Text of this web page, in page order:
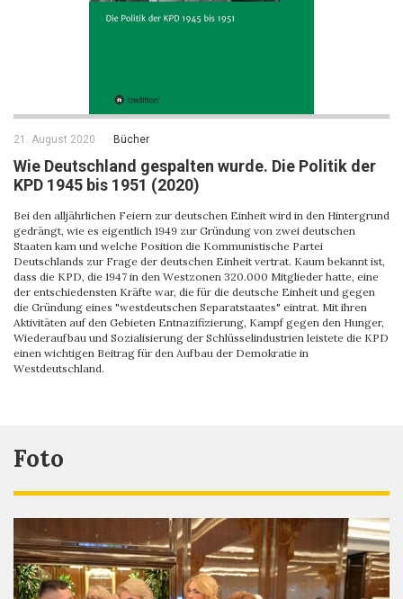
21. August 2020 Bücher
Wie Deutschland gespalten wurde. Die Politik der
KPD 1945 bis 1951 (2020)
Bei den alljährlichen Feiern zur deutschen Einheit wird in den Hintergrund
gedrängt, wie es eigentlich 1949 zur Gründung von zwei deutschen
Staaten kam und welche Position die Kommunistische Partei
Deutschlands zur Frage der deutschen Einheit vertrat. Kaum bekannt ist,
dass die KPD, die 1947 in den Westzonen 320.000 Mitglieder hatte, eine
der entschiedensten Kräfte war, die für die deutsche Einheit und gegen
die Gründung eines "westdeutschen Separatstaates" eintrat. Mit ihren
Aktivitäten auf den Gebieten Entnazifizierung, Kampf gegen den Hunger,
Wiederaufbau und Sozialisierung der Schlüsselindustrien leistete die KPD
einen wichtigen Beitrag für den Aufbau der Demokratie in
Westdeutschland.
Foto